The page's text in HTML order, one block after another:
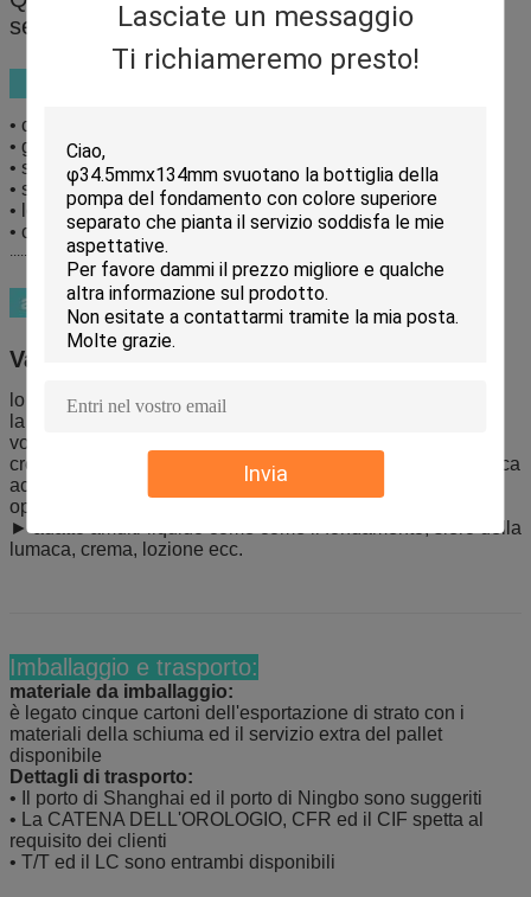
Lasciate un messaggio
Ti richiameremo presto!
Invia
senz'aria.
• crema dello skincare
• gel della maschera
• siero facciale
• siero dell'occhio
• lozione
• capsule di bellezza (non per medicina)
................................................................. ecc.
Vantaggio del prodotto
lo strcuture senz'aria del ► non assicura crema lasciata
la funzione squeezeing della pompa del ► dispensa ogni
volta lo stesso importo
crema proteggente di progettazione doppia del ► da plastica
acrilica commovente
opzioni multipal disponibili della decorazione del ►
► adatto amulti-liquido come come il fondamento, siero della
lumaca, crema, lozione ecc.
Imballaggio e trasporto:
materiale da imballaggio:
è legato cinque cartoni dell'esportazione di strato con i
materiali della schiuma ed il servizio extra del pallet
disponibile
Dettagli di trasporto:
• Il porto di Shanghai ed il porto di Ningbo sono suggeriti
• La CATENA DELL'OROLOGIO, CFR ed il CIF spetta al
requisito dei clienti
• T/T ed il LC sono entrambi disponibili